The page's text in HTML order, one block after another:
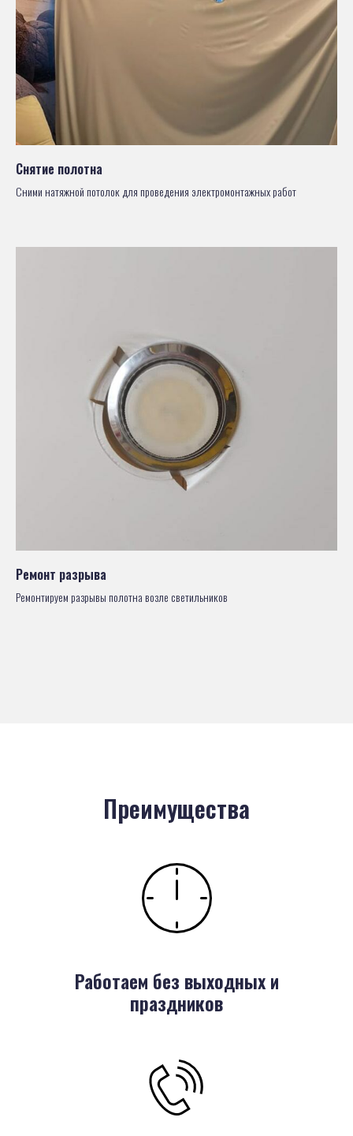
Снятие полотна
Сними натяжной потолок для проведения электромонтажных работ
Ремонт разрыва
Ремонтируем разрывы полотна возле светильников
Преимущества
Работаем без выходных и
праздников